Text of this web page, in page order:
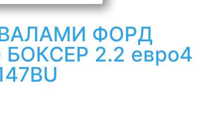
ФОРД
2.2 евро4